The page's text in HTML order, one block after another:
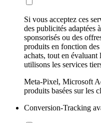
Si vous acceptez ces
des publicités adaptées
sponsorisés ou des
produits en fonction
achats, tout en
utilisons les services
Meta-Pixel, Microsoft
produits basées sur les
Conversion-Tracking